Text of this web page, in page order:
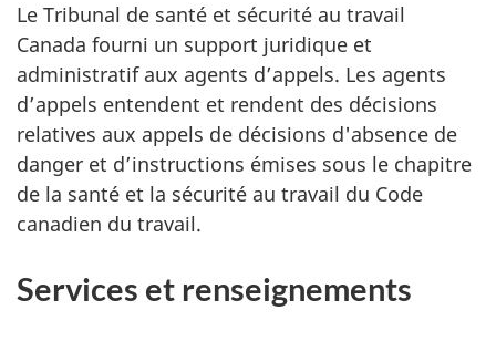
Le Tribunal de santé et sécurité au travail
Canada fourni un support juridique et
administratif aux agents d’appels. Les agents
d’appels entendent et rendent des décisions
relatives aux appels de décisions d'absence de
danger et d’instructions émises sous le chapitre
de la santé et la sécurité au travail du Code
canadien du travail.
Services et renseignements